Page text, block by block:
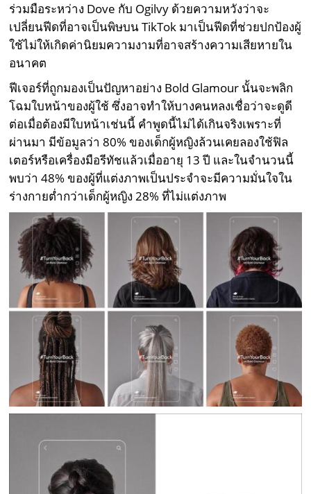
ร่วมมือระหว่าง Dove กับ Ogilvy ด้วยความหวังว่าจะ
เปลี่ยนฟีดที่อาจเป็นพิษบน TikTok มาเป็นฟีดที่ช่วยปกป้องผู้
ใช้ไม่ให้เกิดค่านิยมความงามที่อาจสร้างความเสียหายใน
อนาคต
ฟีเจอร์ที่ถูกมองเป็นปัญหาอย่าง Bold Glamour นั้นจะพลิก
โฉมใบหน้าของผู้ใช้ ซึ่งอาจทำให้บางคนหลงเชื่อว่าจะดูดี
ต่อเมื่อต้องมีใบหน้าเช่นนี้ คำพูดนี้ไม่ได้เกินจริงเพราะที่
ผ่านมา มีข้อมูลว่า 80% ของเด็กผู้หญิงล้วนเคยลองใช้ฟิล
เตอร์หรือเครื่องมือรีทัชแล้วเมื่ออายุ 13 ปี และในจำนวนนี้
พบว่า 48% ของผู้ที่แต่งภาพเป็นประจำจะมีความมั่นใจใน
ร่างกายต่ำกว่าเด็กผู้หญิง 28% ที่ไม่แต่งภาพ